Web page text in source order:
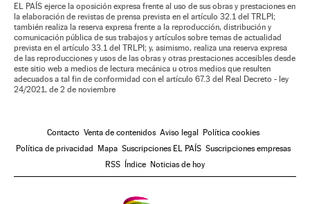
EL PAÍS ejerce la oposición expresa frente al uso de sus obras y prestaciones en
la elaboración de revistas de prensa prevista en el artículo 32.1 del TRLPI;
también realiza la reserva expresa frente a la reproducción, distribución y
comunicación pública de sus trabajos y artículos sobre temas de actualidad
prevista en el artículo 33.1 del TRLPI; y, asimismo, realiza una reserva expresa
de las reproducciones y usos de las obras y otras prestaciones accesibles desde
este sitio web a medios de lectura mecánica u otros medios que resulten
adecuados a tal fin de conformidad con el artículo 67.3 del Real Decreto - ley
24/2021, de 2 de noviembre
Contacto Venta de contenidos Aviso legal Política cookies
Política de privacidad Mapa Suscripciones EL PAÍS Suscripciones empresas
RSS Índice Noticias de hoy